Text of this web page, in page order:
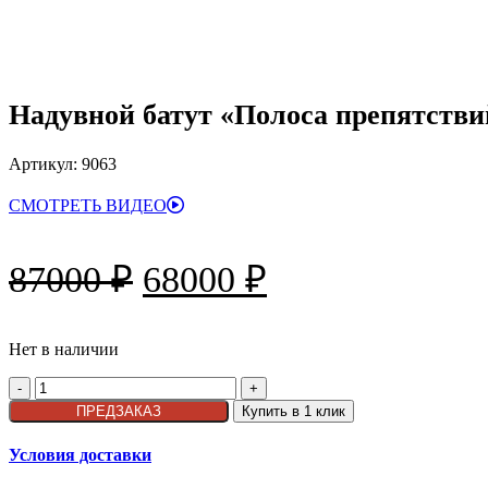
Надувной батут «Полоса
Артикул: 9063
СМОТРЕТЬ ВИДЕО
87000₽ Первоначальная
87000 ₽.
68000 ₽
Нет в наличии
Количество
товара
Надувной
"Полоса
ПРЕДЗАКАЗ Купить в 1 клик
Условия доставки